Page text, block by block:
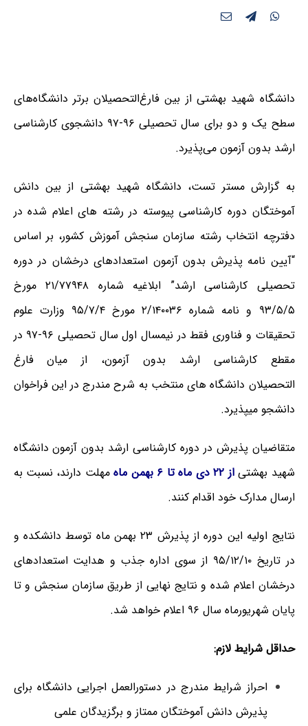
دانشگاه شهید بهشتی از بین فارغ‌التحصیلان برتر دانشگاه‌های
سطح یک و دو برای سال تحصیلی ۹۶-۹۷ دانشجوی کارشناسی
ارشد بدون آزمون می‌پذیرد.
به گزارش مستر تست، دانشگاه شهید بهشتی از بین دانش
آموختگان دوره کارشناسی پیوسته در رشته های اعلام شده در
دفترچه انتخاب رشته سازمان سنجش آموزش کشور، بر اساس
“آیین نامه پذیرش بدون آزمون استعدادهای درخشان در دوره
تحصیلی کارشناسی ارشد” ابلاغیه شماره ۲۱/۷۷۹۴۸ مورخ
۹۳/۵/۵ و نامه شماره ۲/۱۴۰۰۳۶ مورخ ۹۵/۷/۴ وزارت علوم
تحقیقات و فناوری فقط در نیمسال اول سال تحصیلی ۹۶-۹۷ در
مقطع کارشناسی ارشد بدون آزمون، از میان فارغ
التحصیلان دانشگاه های منتخب به شرح مندرج در این فراخوان
دانشجو میپذیرد.
متقاضیان پذیرش در دوره کارشناسی ارشد بدون آزمون دانشگاه
شهید بهشتیاز ۲۲ دی ماه تا ۶ بهمن ماه
مهلت دارند، نسبت به
ارسال مدارک خود اقدام کنند.
نتایج اولیه این دوره از پذیرش ۲۳ بهمن ماه توسط دانشکده و
در تاریخ ۹۵/۱۲/۱۰ از سوی اداره جذب و هدایت استعدادهای
درخشان اعلام شده و نتایج نهایی از طریق سازمان سنجش و تا
پایان شهریورماه سال ۹۶ اعلام خواهد شد.
حداقل شرایط لازم:
احراز شرایط مندرج در دستورالعمل اجرایی دانشگاه برای
پذیرش دانش آموختگان ممتاز و برگزیدگان علمی